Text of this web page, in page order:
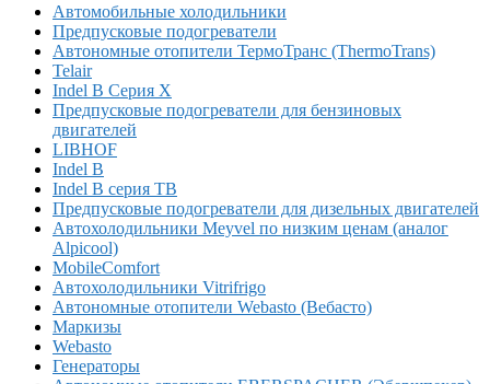
Автомобильные холодильники
Предпусковые подогреватели
Автономные отопители ТермоТранс (ThermoTrans)
Telair
Indel B Серия X
Предпусковые подогреватели для бензиновых
двигателей
LIBHOF
Indel B
Indel B серия TB
Предпусковые подогреватели для дизельных двигателей
Автохолодильники Meyvel по низким ценам (аналог
Alpicool)
MobileComfort
Автохолодильники Vitrifrigo
Автономные отопители Webasto (Вебасто)
Маркизы
Webasto
Генераторы